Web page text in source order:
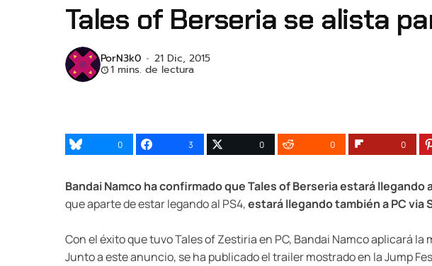
Tales of Berseria se alista
PorN3k0 21 Dic, 2015
1 mins. de lectura
0 3 0 0 0
Bandai Namco ha confirmado que Tales of Berseria estará llegando
que aparte de estar legando al PS4,estará llegando también a PC via
Con el éxito que tuvo Tales of Zestiria en PC, Bandai Namco aplicará la
Junto a este anuncio, se ha publicado el trailer mostrado en la Jump